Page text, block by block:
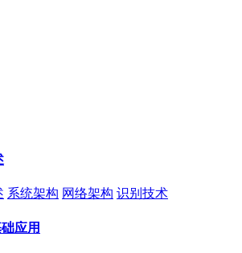
系统架构 网络架构 识别技术
应用